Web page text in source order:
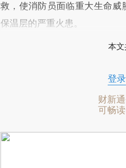
救，使消防员面临重大生命
保温层的严重火患。
本文
登录
财新
可畅